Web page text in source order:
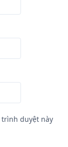
duyệt này